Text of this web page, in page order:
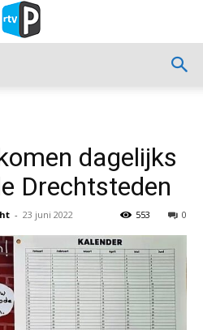
dagelijks
Drechtsteden
- 23 juni 2022 0
553